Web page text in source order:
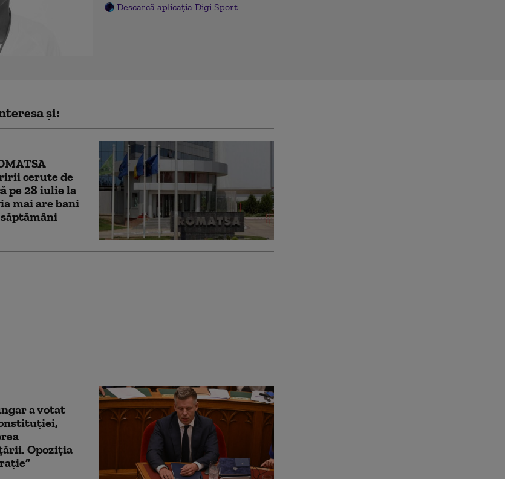
Descarcă aplicația Digi Sport
și:
cerute de
pe 28 iulie la
mai are bani
a votat
Opoziția